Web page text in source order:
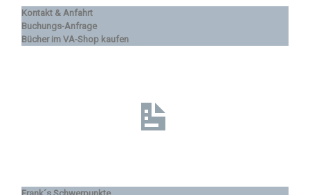
Kontakt & Anfahrt
Buchungs-Anfrage
Bücher im VA-Shop kaufen